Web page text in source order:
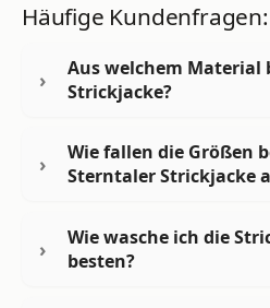
Häufige Kundenfragen:
Aus welchem Material
Strickjacke?
Wie fallen die Größen
Sterntaler Strickjacke
Wie wasche ich die
besten?